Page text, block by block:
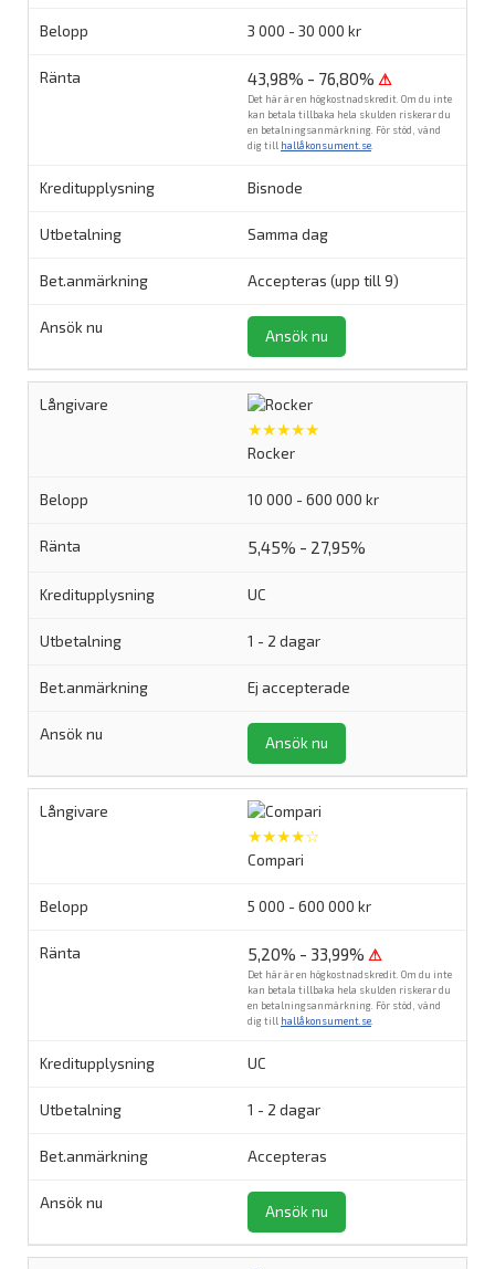
3 000 - 30 000 kr
43,98% - 76,80% ⚠
Det här är en högkostnadskredit. Om du inte
kan betala tillbaka hela skulden riskerar du
en betalningsanmärkning. För stöd, vänd
dig till hallåkonsument.se
Bisnode
Samma dag
Accepteras (upp till 9)
Ansök nu
★★★★★
Rocker
10 000 - 600 000 kr
5,45% - 27,95%
UC
1 - 2 dagar
Ej accepterade
Ansök nu
★★★★☆
Compari
5 000 - 600 000 kr
5,20% - 33,99% ⚠
Det här är en högkostnadskredit. Om du inte
kan betala tillbaka hela skulden riskerar du
en betalningsanmärkning. För stöd, vänd
dig till hallåkonsument.se
UC
1 - 2 dagar
Accepteras
Ansök nu